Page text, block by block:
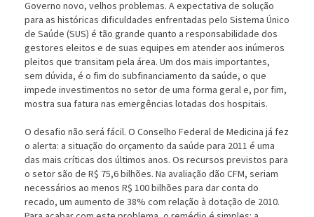
Governo novo, velhos problemas. A expectativa de solução
para as históricas dificuldades enfrentadas pelo Sistema Único
de Saúde (SUS) é tão grande quanto a responsabilidade dos
gestores eleitos e de suas equipes em atender aos inúmeros
pleitos que transitam pela área. Um dos mais importantes,
sem dúvida, é o fim do subfinanciamento da saúde, o que
impede investimentos no setor de uma forma geral e, por fim,
mostra sua fatura nas emergências lotadas dos hospitais.
O desafio não será fácil. O Conselho Federal de Medicina já fez
o alerta: a situação do orçamento da saúde para 2011 é uma
das mais críticas dos últimos anos. Os recursos previstos para
o setor são de R$ 75,6 bilhões. Na avaliação dão CFM, seriam
necessários ao menos R$ 100 bilhões para dar conta do
recado, um aumento de 38% com relação à dotação de 2010.